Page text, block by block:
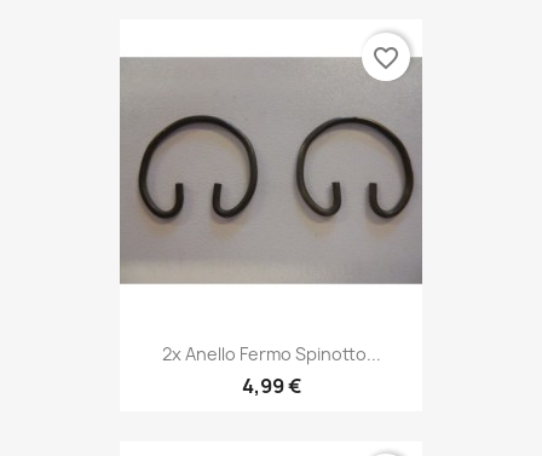
2x Anello Fermo Spinotto...
4,99 €
favorite_border